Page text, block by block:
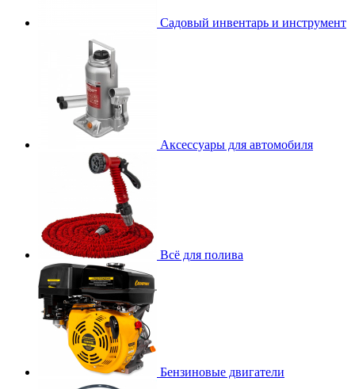
Садовый инвентарь и инструмент
Аксессуары для автомобиля
Всё для полива
Бензиновые двигатели